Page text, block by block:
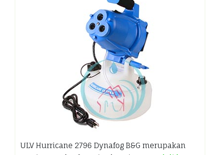
ULV Hurricane 2796 Dynafog B&G merupakan